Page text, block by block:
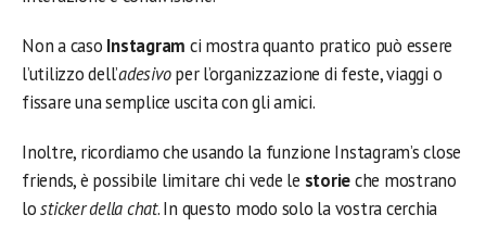
Non a caso Instagram ci mostra quanto pratico può essere
l’utilizzo dell’adesivoper l’organizzazione di feste, viaggi o
fissare una semplice uscita con gli amici.
Inoltre, ricordiamo che usando la funzione Instagram’s close
friends, è possibile limitare chi vede le storieche mostrano
losticker della chat. In questo modo solo la vostra cerchia